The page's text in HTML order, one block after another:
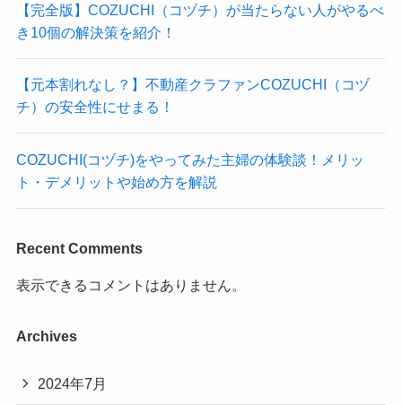
【完全版】COZUCHI（コヅチ）が当たらない人がやるべ
き10個の解決策を紹介！
【元本割れなし？】不動産クラファンCOZUCHI（コヅ
チ）の安全性にせまる！
COZUCHI(コヅチ)をやってみた主婦の体験談！メリッ
ト・デメリットや始め方を解説
Recent Comments
表示できるコメントはありません。
Archives
2024年7月